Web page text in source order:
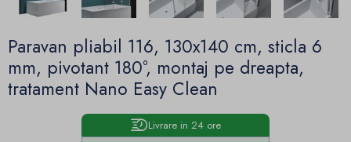
Paravan pliabil 116, 130x140 cm, sticla 6
mm, pivotant 180°, montaj pe dreapta,
tratament Nano Easy Clean
Livrare in 24 ore